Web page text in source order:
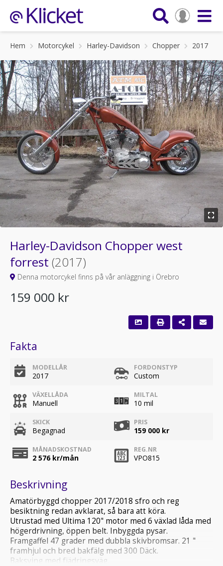
Hem Motorcykel Harley-Davidson Chopper 2017
Harley-Davidson Chopper west
forrest (2017)
Denna motorcykel finns på vår anläggning i Örebro
159 000 kr
Fakta
MODELLÅR
2017
FORDONSTYP
Custom
VÄXELLÅDA
Manuell
MILTAL
10 mil
SKICK
Begagnad
PRIS
159 000 kr
MÅNADSKOSTNAD
2 576kr/mån
REG.NR
VPO815
Beskrivning
Amatörbyggd chopper 2017/2018 sfro och reg
besiktning redan avklarat, så bara att köra.
Utrustad med Ultima 120" motor med 6 växlad låda med
högerdrivning, öppen belt. Inbyggda pysar.
Framgaffel 47 grader med dubbla skivbromsar. 21 "
framhjul och bred bakfälg med 300 Däck.
Baksving med fjädringsväg.